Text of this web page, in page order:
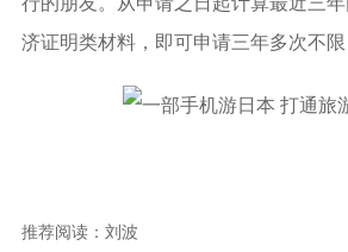
济证明类材料，即可申请三年多次不限
推荐阅读： 刘波